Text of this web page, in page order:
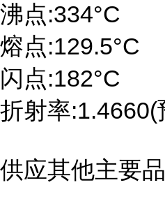
沸点:334°C
熔点:129.5°C
闪点:182°C
折射率:1.4660(
供应其他主要